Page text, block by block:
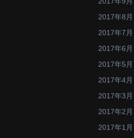
2017年8月
2017年7月
2017年6月
2017年5月
2017年4月
2017年3月
2017年2月
2017年1月